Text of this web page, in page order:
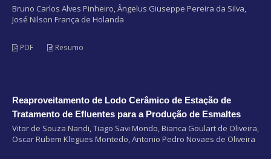
Bruno Carlos Alves Pinheiro, Ângelus Giuseppe Pereira da Silva,
José Nilson França de Holanda
PDF Resumo
Reaproveitamento de Lodo Cerâmico de Estação de
Tratamento de Efluentes para a Produção de Esmaltes
Vitor de Souza Nandi, Tiago Savi Mondo, Bianca Goulart de Oliveira,
Oscar Rubem Klegues Montedo, Antonio Pedro Novaes de Oliveira